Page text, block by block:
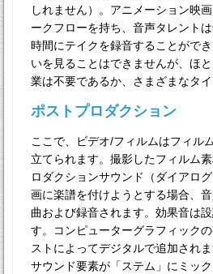
しれません）。アニメーション映
ークフローを持ち、音声タレント
時間にテイクを録音することがで
いを見ることはできませんが、ほ
業は不要であるか、さまざまなタイ
ポストプロダクション
ここで、ビデオ/フィルムはフィル
立てられます。撮影したフィルム
ロダクションサウンド（ダイアロ
画に楽譜を付けようとする場合、
曲および録音されます。効果音は
す。コンピューターグラフィック
ストによってデジタルで追加され
サウンド要素が「ステム」にミッ